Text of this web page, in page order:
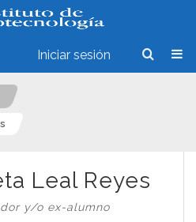
Iniciar sesión
Leal Reyes
y/o ex-alumno